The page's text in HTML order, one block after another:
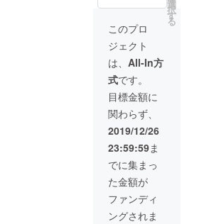
しくご
相談さ
せて頂
きま
す。 ※
中国・
四国・
関西地
方は交
通費込
み。そ
の他の
県は宿
泊の有
無含め
要相
談。
カード1
枚（ラ
ンダ
ム） ・
手書き
イラス
ト付き
お手紙
※ベル
ギーか
らエア
メール
で郵送
しま
す。
オー
ダーメ
イド絵
画は制
選
択
す
る
このプロ
ジェクト
は、 All-In方
式です。
目標金額に
関わらず、
2019/12/26
23:59:59ま
でに集まっ
た金額が
ファンディ
ングされま